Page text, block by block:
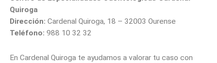
Quiroga
Dirección: Cardenal Quiroga, 18 – 32003 Ourense
Teléfono: 988 10 32 32
En Cardenal Quiroga te ayudamos a valorar tu caso con